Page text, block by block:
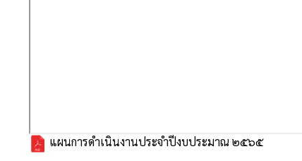
แผนการดำเนินงานประจำปีงบประมาณ ๒๕๖๕